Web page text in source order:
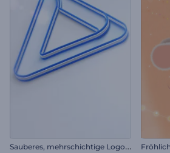
S
auberes, mehrschichtige Logo-Reveal